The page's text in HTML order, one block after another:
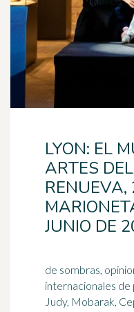
LYON: EL
ARTES
JUNIO DE
de sombras,
internacionales de
Judy, Mobarak, Cepot...). Se pone